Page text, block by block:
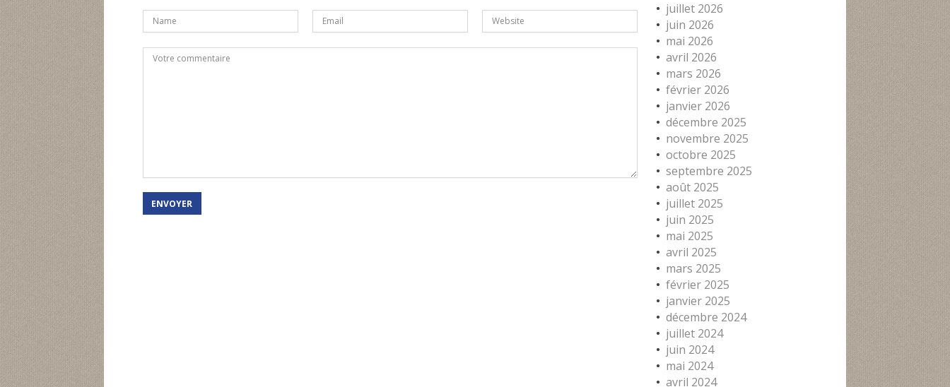
juillet 2026
juin 2026
mai 2026
avril 2026
mars 2026
février 2026
janvier 2026
décembre 2025
novembre 2025
octobre 2025
septembre 2025
août 2025
juillet 2025
juin 2025
mai 2025
avril 2025
mars 2025
février 2025
janvier 2025
décembre 2024
juillet 2024
juin 2024
mai 2024
avril 2024